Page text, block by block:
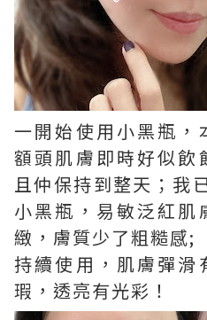
一開始使用小黑瓶，
額頭肌膚即時好似飲
且仲保持到整天；我
小黑瓶，易敏泛紅肌
緻，膚質少了粗糙感;
持續使用，肌膚彈滑
瑕，透亮有光彩！